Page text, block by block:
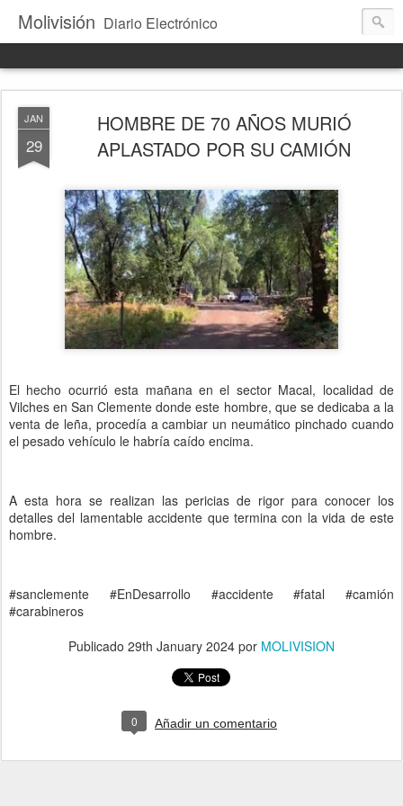
Molivisión Diario Electrónico
JAN
29
HOMBRE DE 70 AÑOS MURIÓ
APLASTADO POR SU CAMIÓN
El hecho ocurrió esta mañana en el sector Macal, localidad de
Vilches en San Clemente donde este hombre, que se dedicaba a la
venta de leña, procedía a cambiar un neumático pinchado cuando
el pesado vehículo le habría caído encima.
A esta hora se realizan las pericias de rigor para conocer los
detalles del lamentable accidente que termina con la vida de este
hombre.
#sanclemente #EnDesarrollo #accidente #fatal #camión
#carabineros
Publicado 29th January 2024 por MOLIVISION
0 Añadir un comentario